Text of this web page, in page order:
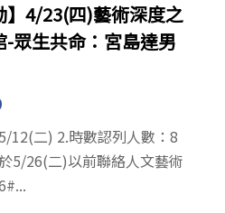
】4/23(四)藝術深度之
眾生共命：宮島達男
12(二) 2.時數認列人數：8
5/26(二)以前聯絡人文藝術